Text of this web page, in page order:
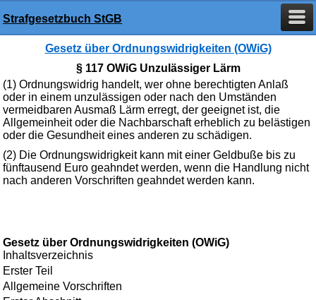
Strafgesetzbuch StGB
Gesetz über Ordnungswidrigkeiten (OWiG)
§ 117 OWiG Unzulässiger Lärm
(1) Ordnungswidrig handelt, wer ohne berechtigten Anlaß
oder in einem unzulässigen oder nach den Umständen
vermeidbaren Ausmaß Lärm erregt, der geeignet ist, die
Allgemeinheit oder die Nachbarschaft erheblich zu belästigen
oder die Gesundheit eines anderen zu schädigen.
(2) Die Ordnungswidrigkeit kann mit einer Geldbuße bis zu
fünftausend Euro geahndet werden, wenn die Handlung nicht
nach anderen Vorschriften geahndet werden kann.
Gesetz über Ordnungswidrigkeiten (OWiG)
Inhaltsverzeichnis
Erster Teil
Allgemeine Vorschriften